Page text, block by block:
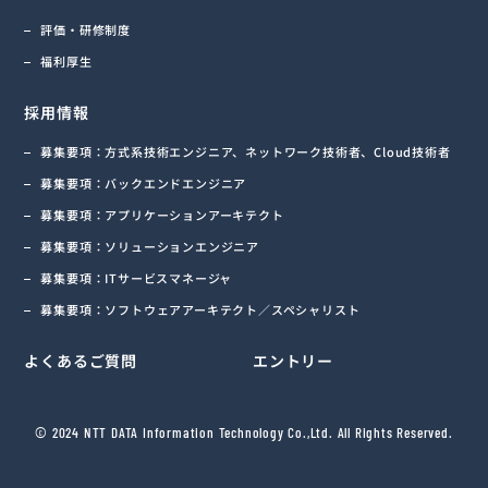
評価・研修制度
福利厚生
採用情報
募集要項：方式系技術エンジニア、ネットワーク技術者、Cloud技術者
募集要項：バックエンドエンジニア
募集要項：アプリケーションアーキテクト
募集要項：ソリューションエンジニア
募集要項：ITサービスマネージャ
募集要項：ソフトウェアアーキテクト／スペシャリスト
よくあるご質問 エントリー
© 2024 NTT DATA Information Technology Co.,Ltd. All Rights Reserved.